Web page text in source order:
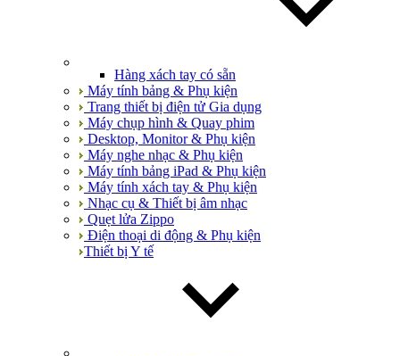
Hàng xách tay có sẵn
Máy tính bảng & Phụ kiện
Trang thiết bị điện tử Gia dụng
Máy chụp hình & Quay phim
Desktop, Monitor & Phụ kiện
Máy nghe nhạc & Phụ kiện
Máy tính bảng iPad & Phụ kiện
Máy tính xách tay & Phụ kiện
Nhạc cụ & Thiết bị âm nhạc
Quẹt lửa Zippo
Điện thoại di động & Phụ kiện
Thiết bị Y tế